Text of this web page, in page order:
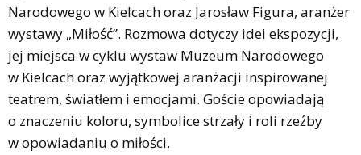
Narodowego w Kielcach oraz Jarosław Figura, aranżer
wystawy „Miłość”. Rozmowa dotyczy idei ekspozycji,
jej miejsca w cyklu wystaw Muzeum Narodowego
w Kielcach oraz wyjątkowej aranżacji inspirowanej
teatrem, światłem i emocjami. Goście opowiadają
o znaczeniu koloru, symbolice strzały i roli rzeźby
w opowiadaniu o miłości.